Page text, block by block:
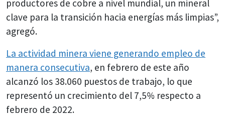
productores de cobre a nivel mundial, un mineral
clave para la transición hacia energías más limpias”,
agregó.
La actividad minera viene generando empleo de
manera consecutiva, en febrero de este año
alcanzó los 38.060 puestos de trabajo, lo que
representó un crecimiento del 7,5% respecto a
febrero de 2022.